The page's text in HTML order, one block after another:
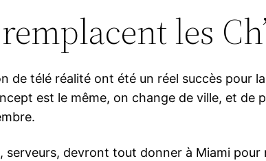
les
de télé réalité ont été un réel succès pour
est le même, on change de ville, et de
serveurs, devront tout donner à Miami pour